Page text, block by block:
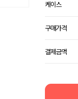
케이스
구매가격
결제금액